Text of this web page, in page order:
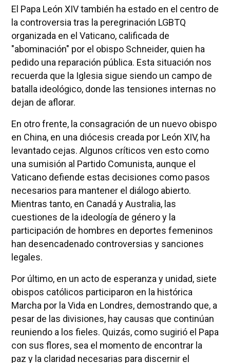
El Papa León XIV también ha estado en el centro de
la controversia tras la peregrinación LGBTQ
organizada en el Vaticano, calificada de
"abominación" por el obispo Schneider, quien ha
pedido una reparación pública. Esta situación nos
recuerda que la Iglesia sigue siendo un campo de
batalla ideológico, donde las tensiones internas no
dejan de aflorar.
En otro frente, la consagración de un nuevo obispo
en China, en una diócesis creada por León XIV, ha
levantado cejas. Algunos críticos ven esto como
una sumisión al Partido Comunista, aunque el
Vaticano defiende estas decisiones como pasos
necesarios para mantener el diálogo abierto.
Mientras tanto, en Canadá y Australia, las
cuestiones de la ideología de género y la
participación de hombres en deportes femeninos
han desencadenado controversias y sanciones
legales.
Por último, en un acto de esperanza y unidad, siete
obispos católicos participaron en la histórica
Marcha por la Vida en Londres, demostrando que, a
pesar de las divisiones, hay causas que continúan
reuniendo a los fieles. Quizás, como sugirió el Papa
con sus flores, sea el momento de encontrar la
paz y la claridad necesarias para discernir el